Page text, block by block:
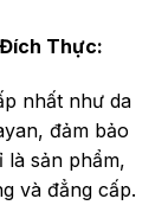
Thực:
nhất như da
đảm bảo
là sản phẩm,
và đẳng cấp.